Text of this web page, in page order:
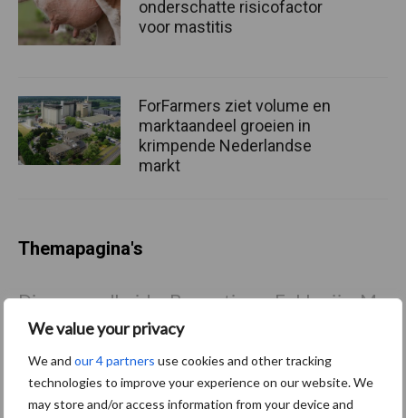
We value your privacy
We and our 4 partners use cookies and other tracking
technologies to improve your experience on our website. We
may store and/or access information from your device and
onderschatte risicofactor
voor mastitis
ForFarmers ziet volume en
marktaandeel groeien in
krimpende Nederlandse
markt
Themapagina's
Diergezondheid Bemesting Fokkerij
Bedrijfsnieuws
Ligbox &